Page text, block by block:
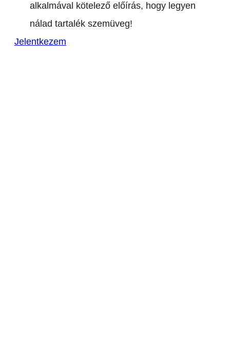
alkalmával kötelező előírás, hogy legyen
nálad tartalék szemüveg!
Jelentkezem